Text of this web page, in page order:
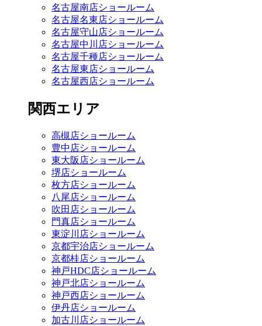
名古屋南店ショールーム
名古屋名東店ショールーム
名古屋守山店ショールーム
名古屋中川店ショールーム
名古屋千種店ショールーム
名古屋東店ショールーム
名古屋西店ショールーム
関西エリア
高槻店ショールーム
豊中店ショールーム
東大阪店ショールーム
堺店ショールーム
枚方店ショールーム
八尾店ショールーム
吹田店ショールーム
門真店ショールーム
東淀川店ショールーム
京都宇治店ショールーム
京都桂店ショールーム
神戸HDC店ショールーム
神戸北店ショールーム
神戸西店ショールーム
伊丹店ショールーム
加古川店ショールーム